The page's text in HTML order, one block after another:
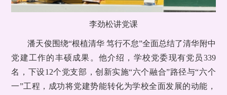
李劲松讲党课
潘天俊围绕“根植清华 笃行不怠”全面总结了清华附中
党建工作的丰硕成果。他介绍，学校党委现有党员339
名，下设12个党支部，创新实施“六个融合”路径与“六个
一”工程，成功将党建势能转化为学校全面发展的动能，